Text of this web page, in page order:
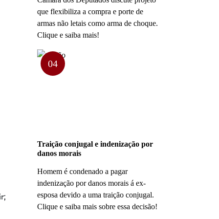
que flexibiliza a compra e porte de
armas não letais como arma de choque.
Clique e saiba mais!
04
Traição conjugal e indenização por
danos morais
Homem é condenado a pagar
indenização por danos morais á ex-
esposa devido a uma traição conjugal.
Clique e saiba mais sobre essa decisão!